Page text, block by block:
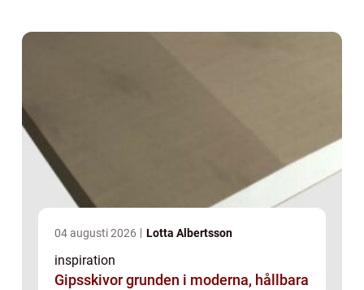
04 augusti 2026 Lotta Albertsson
inspiration
Gipsskivor grunden i moderna, hållbara